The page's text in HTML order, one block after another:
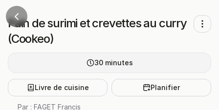
Pain de surimi et crevettes au curry
(Cookeo)
30 minutes
Livre de cuisine Planifier
Par : FAGET Francis